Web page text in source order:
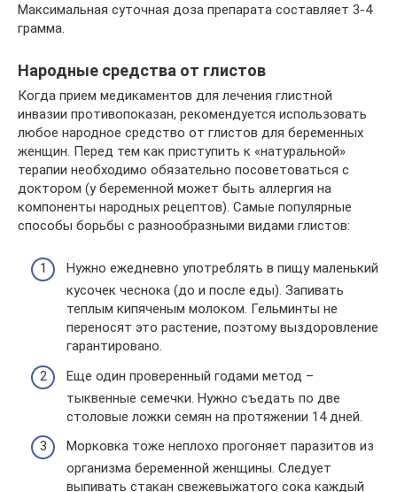
Максимальная суточная доза препарата составляет 3-4
грамма.
Народные средства от глистов
Когда прием медикаментов для лечения глистной
инвазии противопоказан, рекомендуется использовать
любое народное средство от глистов для беременных
женщин. Перед тем как приступить к «натуральной»
терапии необходимо обязательно посоветоваться с
доктором (у беременной может быть аллергия на
компоненты народных рецептов). Самые популярные
способы борьбы с разнообразными видами глистов:
Нужно ежедневно употреблять в пищу маленький
кусочек чеснока (до и после еды). Запивать
теплым кипяченым молоком. Гельминты не
переносят это растение, поэтому выздоровление
гарантировано.
Еще один проверенный годами метод –
тыквенные семечки. Нужно съедать по две
столовые ложки семян на протяжении 14 дней.
Морковка тоже неплохо прогоняет паразитов из
организма беременной женщины. Следует
выпивать стакан свежевыжатого сока каждый